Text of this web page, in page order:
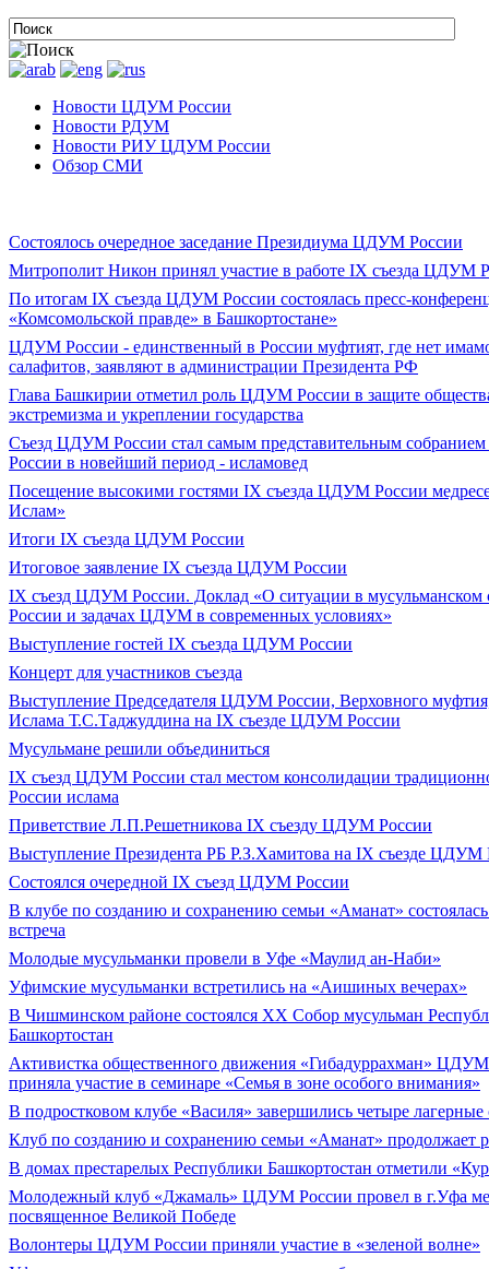
Новости ЦДУМ России
Новости РДУМ
Новости РИУ ЦДУМ России
Обзор СМИ
Состоялось очередное заседание Президиума ЦДУМ России
Митрополит Никон принял участие в работе IX съезда ЦДУМ
По итогам IX съезда ЦДУМ России состоялась пресс-
«Комсомольской правде» в Башкортостане»
ЦДУМ России - единственный в России муфтият, где нет
салафитов, заявляют в администрации Президента РФ
Глава Башкирии отметил роль ЦДУМ России в защите
экстремизма и укреплении государства
Съезд ЦДУМ России стал самым представительным собранием
России в новейший период - исламовед
Посещение высокими гостями IX съезда ЦДУМ России
Ислам»
Итоги IX cъезда ЦДУМ России
Итоговое заявление IX съезда ЦДУМ России
IX съезд ЦДУМ России. Доклад «О ситуации в мусульманском
России и задачах ЦДУМ в современных условиях»
Выступление гостей IX съезда ЦДУМ России
Концерт для участников съезда
Выступление Председателя ЦДУМ России, Верховного
Ислама Т.С.Таджуддина на IX съезде ЦДУМ России
Мусульмане решили объединиться
IX съезд ЦДУМ России стал местом консолидации
России ислама
Приветствие Л.П.Решетникова IX съезду ЦДУМ России
Выступление Президента РБ Р.З.Хамитова на IX съезде ЦДУМ
Состоялся очередной IX съезд ЦДУМ России
В клубе по созданию и сохранению семьи «Аманат»
встреча
Молодые мусульманки провели в Уфе «Маулид ан-Наби»
Уфимские мусульманки встретились на «Аишиных вечерах»
В Чишминском районе состоялся XX Собор мусульман
Башкортостан
Активистка общественного движения «Гибадуррахман»
приняла участие в семинаре «Семья в зоне особого внимания»
В подростковом клубе «Василя» завершились четыре
Клуб по созданию и сохранению семьи «Аманат» продолжает
В домах престарелых Республики Башкортостан отметили
Молодежный клуб «Джамаль» ЦДУМ России провел в г.Уфа
посвященное Великой Победе
Волонтеры ЦДУМ России приняли участие в «зеленой волне»